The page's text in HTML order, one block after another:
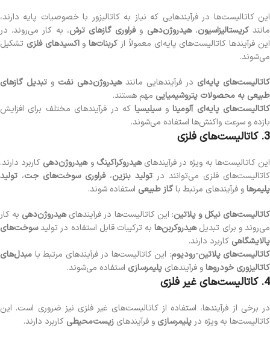
این کاتالیست‌ها در فرآیندهایی که نیاز به کاتالیزور با خصوصیات پایه دارند،
مانندکریستالیزاسیون،هیدروژن‌دهی وفراوری گازهای ترش، به کار می‌روند. در
این فرآیندها کاتالیست‌های پایه‌ای معمولاً از کربنات‌هاواکسیدهای فلزی تشکیل
می‌شوند.
کاتالیست‌های پایه‌ای در فرآیندهایی مانندهیدروژن‌دهی نفت و تبدیل گازهای
طبیعی به محصولات پتروشیمیایی مهم هستند.
کاتالیست‌های پایه‌ای آلومیناوسیلیسیاکه در فرآیندهای مختلف برای افزایش
بازده و سرعت واکنش‌ها استفاده می‌شوند.
3. کاتالیست‌های فلزی
این کاتالیست‌ها به ویژه در فرآیندهایهیدروکراکینگ وهیدروژن‌دهی کاربرد دارند.
کاتالیست‌های فلزی می‌توانند در تولید بنزین،فراوری سوخت‌های جت، تولید
پلیمرهاو فرآیندهای مرتبط باگاز طبیعی استفاده شوند.
کاتالیست‌های نیکل و پلاتین: این کاتالیست‌ها در فرآیندهایهیدروژن‌دهی به کار
می‌روند و برای تبدیلهیدروکربن‌هابه ترکیبات قابل استفاده در تولیدسوخت‌های
پالایشگاهی کاربرد دارند.
کاتالیست‌های پلاتین-رودیوم: این کاتالیست‌ها در فرآیندهای مرتبط با مبدل‌های
کاتالیزوری خودروهاو فرآیندهای پلیمرسازی استفاده می‌شوند.
4. کاتالیست‌های غیر فلزی
در برخی از فرآیندها، استفاده از کاتالیست‌های غیر فلزی نیز ضروری است. این
کاتالیست‌ها به ویژه در پلیمرسازی و فرآیندهای زیست‌محیطی کاربرد دارند.